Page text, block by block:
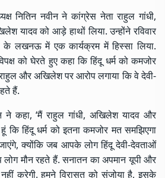
नितिन नवीन ने कांग्रेस नेता राहुल गांधी,
यादव को आड़े हाथों लिया. उन्होंने रविवार
केलखनऊमें एक कार्यक्रम में हिस्सा लिया.
को घेरते हुए कहा कि हिंदू धर्म को कमजोर
और अखिलेश पर आरोप लगाया कि वे देवी-
हैं.
ने कहा, ‘मैं राहुल गांधी, अखिलेश यादव और
कि हिंदू धर्म को इतना कमजोर मत समझिएगा
क्योंकि जब आपके लोग हिंदू देवी-देवताओं
मौन रहते हैं. सनातन का अपमान यूपी और
करेगी. हमने विरासत को संजोया है, इसके